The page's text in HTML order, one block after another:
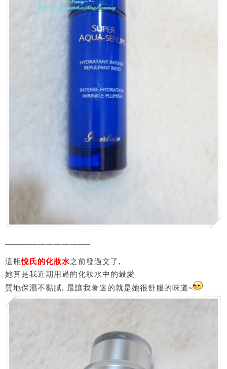
——————————–
這瓶悅氏的化妝水之前發過文了,
她算是我近期用過的化妝水中的最愛
質地保濕不黏膩, 最讓我著迷的就是她很舒服的味道~